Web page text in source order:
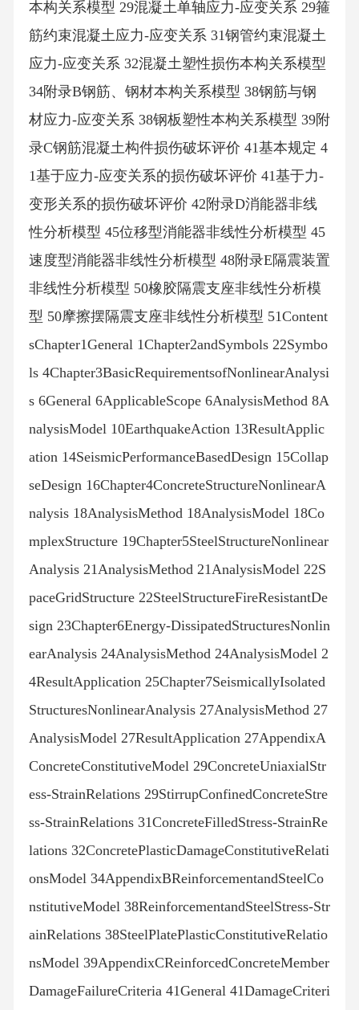
本构关系模型 29混凝土单轴应力-应变关系 29箍
筋约束混凝土应力-应变关系 31钢管约束混凝土
应力-应变关系 32混凝土塑性损伤本构关系模型
34附录B钢筋、钢材本构关系模型 38钢筋与钢
材应力-应变关系 38钢板塑性本构关系模型 39附
录C钢筋混凝土构件损伤破坏评价 41基本规定 4
1基于应力-应变关系的损伤破坏评价 41基于力-
变形关系的损伤破坏评价 42附录D消能器非线
性分析模型 45位移型消能器非线性分析模型 45
速度型消能器非线性分析模型 48附录E隔震装置
非线性分析模型 50橡胶隔震支座非线性分析模
型 50摩擦摆隔震支座非线性分析模型 51Content
sChapter1General 1Chapter2andSymbols 22Symbo
ls 4Chapter3BasicRequirementsofNonlinearAnalysi
s 6General 6ApplicableScope 6AnalysisMethod 8A
nalysisModel 10EarthquakeAction 13ResultApplic
ation 14SeismicPerformanceBasedDesign 15Collap
seDesign 16Chapter4ConcreteStructureNonlinearA
nalysis 18AnalysisMethod 18AnalysisModel 18Co
mplexStructure 19Chapter5SteelStructureNonlinear
Analysis 21AnalysisMethod 21AnalysisModel 22S
paceGridStructure 22SteelStructureFireResistantDe
sign 23Chapter6Energy-DissipatedStructuresNonlin
earAnalysis 24AnalysisMethod 24AnalysisModel 2
4ResultApplication 25Chapter7SeismicallyIsolated
StructuresNonlinearAnalysis 27AnalysisMethod 27
AnalysisModel 27ResultApplication 27AppendixA
ConcreteConstitutiveModel 29ConcreteUniaxialStr
ess-StrainRelations 29StirrupConfinedConcreteStre
ss-StrainRelations 31ConcreteFilledStress-StrainRe
lations 32ConcretePlasticDamageConstitutiveRelati
onsModel 34AppendixBReinforcementandSteelCo
nstitutiveModel 38ReinforcementandSteelStress-Str
ainRelations 38SteelPlatePlasticConstitutiveRelatio
nsModel 39AppendixCReinforcedConcreteMember
DamageFailureCriteria 41General 41DamageCriteri